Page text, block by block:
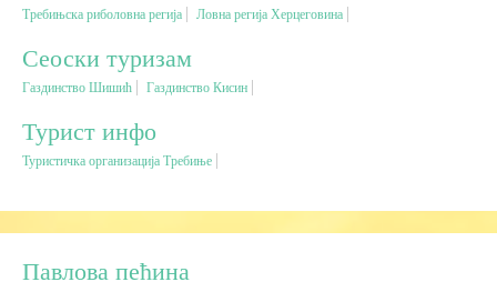
Сеоски туризам
Омладински туризам
Дестинације
Списак дестинација
Мапа дестинација
Требињска риболовна регија Ловна регија Херцеговина
Сеоски туризам
Газдинство Шишић Газдинство Кисин
Турист инфо
Туристичка организација Требиње
Павлова пећина